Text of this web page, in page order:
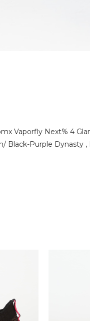
Vaporfly Next% 4
Black-Purple Dynasty ,